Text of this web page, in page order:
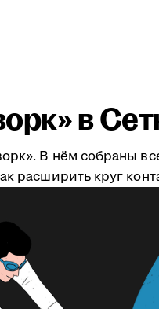
в
В нём собраны
расширить круг